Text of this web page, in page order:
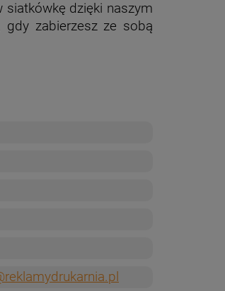
siatkówkę dzięki naszym
gdy zabierzesz ze sobą